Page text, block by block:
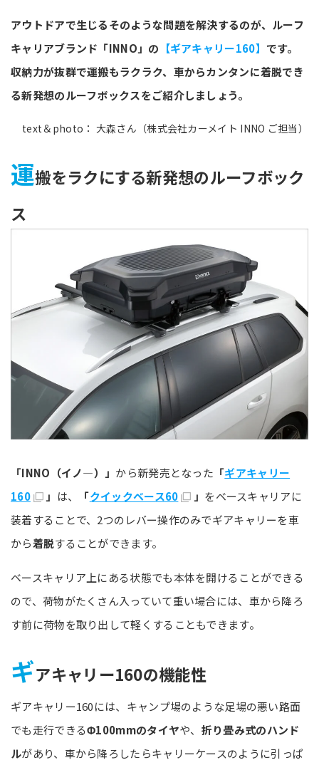
アウトドアで生じるそのような問題を解決するのが、ルーフ
キャリアブランド「INNO」の 【ギアキャリー160】 です。
収納力が抜群で運搬もラクラク、車からカンタンに着脱でき
る新発想のルーフボックスをご紹介しましょう。
text＆photo： 大森さん（株式会社カーメイト INNO ご担当）
運搬をラクにする新発想のルーフボック
ス
「INNO（イノ―）」 から新発売となった 「ギアキャリー
160
」 は、 「クイックベース60 」 をベースキャリアに
装着することで、2つのレバー操作のみでギアキャリーを車
から着脱することができます。
ベースキャリア上にある状態でも本体を開けることができる
ので、荷物がたくさん入っていて重い場合には、車から降ろ
す前に荷物を取り出して軽くすることもできます。
ギアキャリー160の機能性
ギアキャリー160には、キャンプ場のような足場の悪い路面
でも走行できるΦ100mmのタイヤや、 折り畳み式のハンド
ルがあり、車から降ろしたらキャリーケースのように引っぱ